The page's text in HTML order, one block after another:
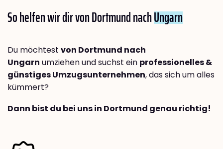
So helfen wir dir von Dortmund nachUngarn
Du möchtest von Dortmund nach
Ungarn umziehen und suchst ein professionelles &
günstiges Umzugsunternehmen, das sich um alles
kümmert?
Dann bist du bei uns in Dortmund genau richtig!